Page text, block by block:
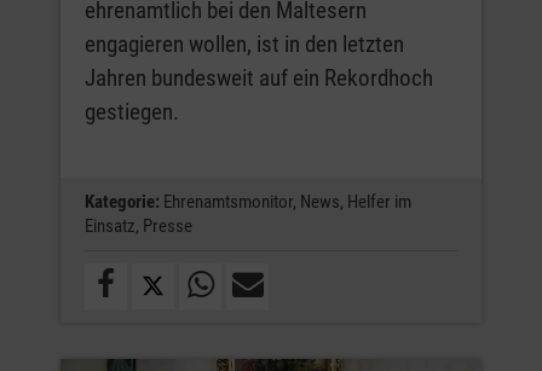
ehrenamtlich bei den Maltesern
engagieren wollen, ist in den letzten
Jahren bundesweit auf ein Rekordhoch
gestiegen.
Kategorie: Ehrenamtsmonitor, News, Helfer im
Einsatz, Presse